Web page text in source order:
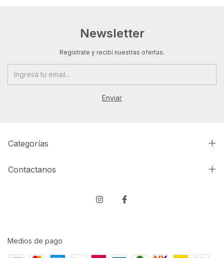
Newsletter
Registrate y recibí nuestras ofertas.
Categorías
Contactanos
Medios de pago